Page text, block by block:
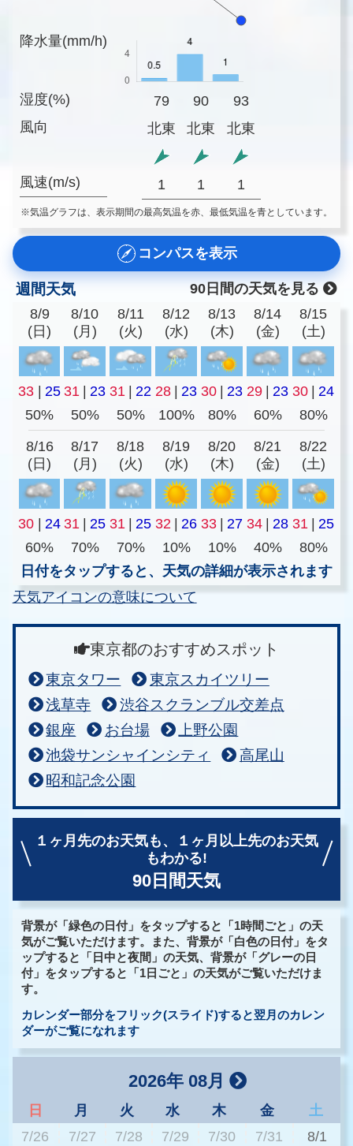
降水量(mm/h)
湿度(%)
風向
風速(m/s)
79 90
93
北東
北東 北東
1 1 1
※気温グラフは、表示期間の最高気温を赤、最低気温を青としています。
コンパスを表示
週間天気
90日間の天気を見る
8/9
(日)
8/10
(月)
8/11
(火)
8/12
(水)
8/13
(木)
8/14
(金)
8/15
(土)
33 | 25 31 | 23 31 | 22 28 | 23 30 | 23 29 | 23 30 | 24
50%
50% 50% 100% 80% 60% 80%
8/16
(日)
8/17
(月)
8/18
(火)
8/19
(水)
8/20
(木)
8/21
(金)
8/22
(土)
30 | 24 31 | 25 31 | 25 32 | 26 33 | 27 34 | 28 31 | 25
60%
70% 70% 10% 10% 40%
80%
日付をタップすると、天気の詳細が表示されます
天気アイコンの意味について
東京都のおすすめスポット
東京タワー
東京スカイツリー
浅草寺
渋谷スクランブル交差点
銀座
お台場
上野公園
池袋サンシャインシティ
高尾山
昭和記念公園
１ヶ月先のお天気も、
１ヶ月以上先のお天気
もわかる!
90日間天気
背景が「緑色の日付」をタップすると「1時間ごと」の天
気がご覧いただけます。また、背景が「白色の日付」をタ
ップすると「日中と夜間」の天気、背景が「グレーの日
付」をタップすると「1日ごと」の天気がご覧いただけま
す。
カレンダー部分をフリック(スライド)すると翌月のカレン
ダーがご覧になれます
2026年 08月
日 月 火 水 木 金
土
7/26
7/27 7/28 7/29 7/30 7/31 8/1